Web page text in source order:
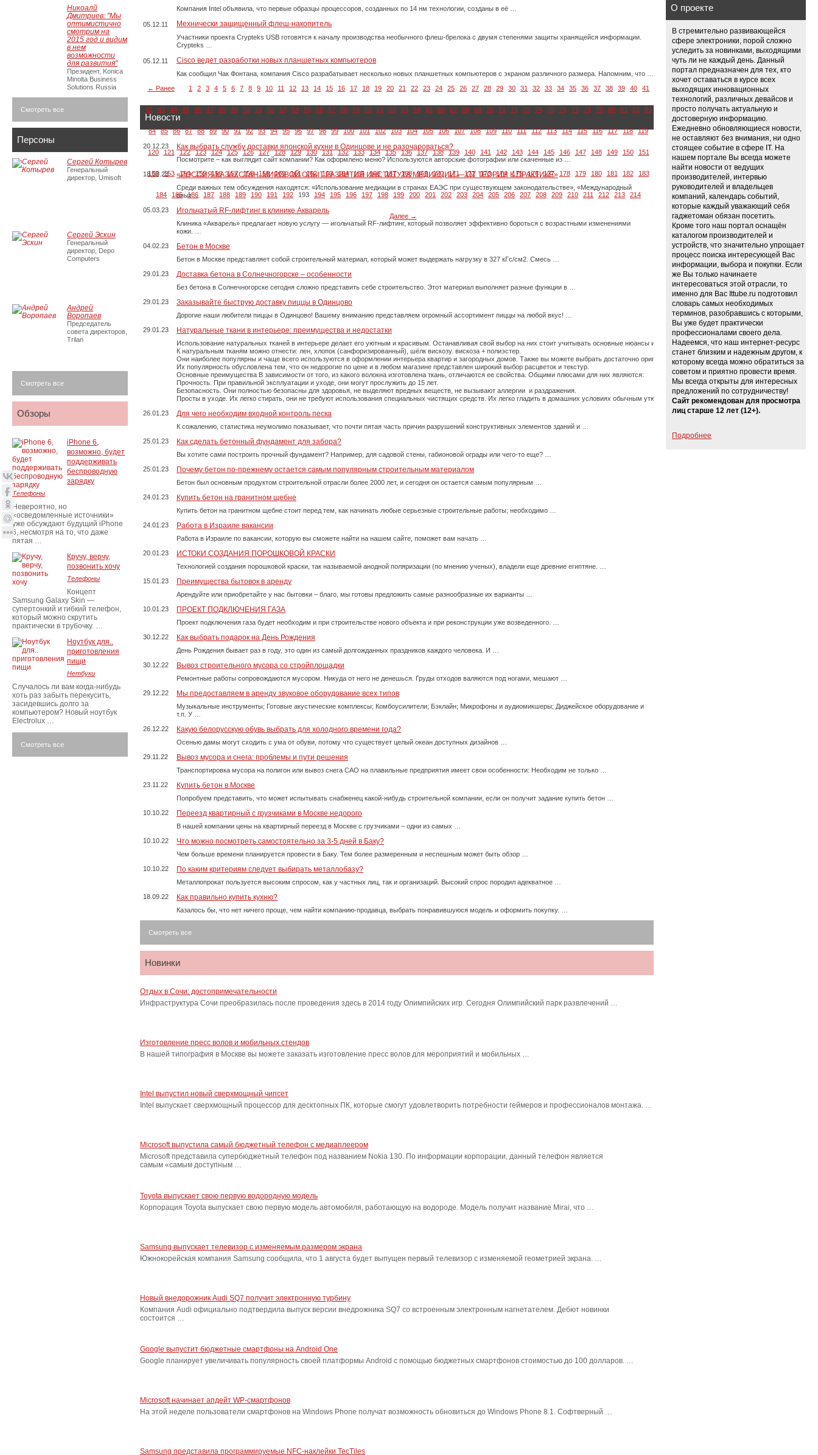
Компания Intel объявила, что первые образцы процессоров, созданных по 14 нм технологии, созданы в её …
05.12.11 Мехнически защищенный флеш-накопитель
Участники проекта Crypteks USB готовятся к началу производства необычного флеш-брелока с двумя степенями защиты хранящейся информации.
Crypteks …
05.12.11 Cisco ведет разработки новых планшетных компьютеров
Как сообщил Чак Фонтана, компания Cisco разрабатывает несколько новых планшетных компьютеров с экраном различного размера. Напомним, что …
← Ранее
1 2 3 4 5 6 7 8 9 10 11 12 13 14 15 16 17 18 19 20 21 22 23 24 25 26 27 28 29 30 31 32 33 34 35 36 37 38 39 40 41
42 43 44 45 46 47 48 49 50 51 52 53 54 55 56 57 58 59 60 61 62 63 64 65 66 67 68 69 70 71 72 73 74 75 76 77 78 79 80 81 82 83
84 85 86 87 88 89 90 91 92 93 94 95 96 97 98 99 100 101 102 103 104 105 106 107 108 109 110 111 112 113 114 115 116 117 118 119
120 121 122 123 124 125 126 127 128 129 130 131 132 133 134 135 136 137 138 139 140 141 142 143 144 145 146 147 148 149 150 151
152 153 154 155 156 157 158 159 160 161 162 163 164 165 166 167 168 169 170 171 172 173 174 175 176 177 178 179 180 181 182 183
184 185 186 187 188 189 190 191 192 193 194 195 196 197 198 199 200 201 202 203 204 205 206 207 208 209 210 211 212 213 214
Далее →
Новости
20.12.23 Как выбрать службу доставки японской кухни в Одинцове и не разочароваться?
Посмотрите – как выглядит сайт компании? Как оформлено меню? Используются авторские фотографии или скаченные из …
18.09.23
«РОССИЯ-КАЗАХСТАН. МИРОВОЙ ОПЫТ РАЗВИТИЯ ИНСТИТУТА МЕДИАЦИИ — ОТ ТЕОРИИ К ПРАКТИКЕ»
Среди важных тем обсуждения находятся: «Использование медиации в странах ЕАЭС при существующем законодательстве», «Международный
опыт …
05.03.23
Игольчатый RF-лифтинг в клинике Акварель
Клиника «Акварель» предлагает новую услугу — игольчатый RF-лифтинг, который позволяет эффективно бороться с возрастными изменениями
кожи. …
04.02.23
Бетон в Москве
Бетон в Москве представляет собой строительный материал, который может выдержать нагрузку в 327 кГс/см2. Смесь …
29.01.23
Доставка бетона в Солнечногорске – особенности
Без бетона в Солнечногорске сегодня сложно представить себе строительство. Этот материал выполняет разные функции в …
29.01.23
Заказывайте быструю доставку пиццы в Одинцово
Дорогие наши любители пиццы в Одинцово! Вашему вниманию представляем огромный ассортимент пиццы на любой вкус! …
29.01.23
Натуральные ткани в интерьере: преимущества и недостатки
Использование натуральных тканей в интерьере делает его уютным и красивым. Останавливая свой выбор на них стоит учитывать основные нюансы их использования, иначе по истечению времени
К натуральным тканям можно отнести: лен, хлопок (санфоризированный), шёлк вискозу. вискоза + полиэстер.
Они наиболее популярны и чаще всего используются в оформлении интерьера квартир и загородных домов. Также вы можете выбрать достаточно оригинальные ткани, изготовленные из крапивы,
Их популярность обусловлена тем, что он недорогие по цене и в любом магазине представлен широкий выбор расцветок и текстур.
Основные преимущества В зависимости от того, из какого волокна изготовлена ткань, отличаются ее свойства. Общими плюсами для них являются:
Прочность. При правильной эксплуатации и уходе, они могут прослужить до 15 лет.
Безопасность. Они полностью безопасны для здоровья, не выделяют вредных веществ, не вызывают аллергии и раздражения.
Просты в уходе. Их легко стирать, они не требуют использования специальных чистящих средств. Их легко гладить в домашних условиях обычным утюгом. …
26.01.23
Для чего необходим входной контроль песка
К сожалению, статистика неумолимо показывает, что почти пятая часть причин разрушений конструктивных элементов зданий и …
25.01.23
Как сделать бетонный фундамент для забора?
Вы хотите сами построить прочный фундамент? Например, для садовой стены, габионовой ограды или чего-то еще? …
25.01.23
Почему бетон по-прежнему остается самым популярным строительным материалом
Бетон был основным продуктом строительной отрасли более 2000 лет, и сегодня он остается самым популярным …
24.01.23
Купить бетон на гранитном щебне
Купить бетон на гранитном щебне стоит перед тем, как начинать любые серьезные строительные работы; необходимо …
24.01.23
Работа в Израиле вакансии
Работа в Израиле по вакансии, которую вы сможете найти на нашем сайте, поможет вам начать …
20.01.23
ИСТОКИ СОЗДАНИЯ ПОРОШКОВОЙ КРАСКИ
Технологией создания порошковой краски, так называемой анодной поляризации (по мнению ученых), владели еще древние египтяне. …
15.01.23
Преимущества бытовок в аренду
Арендуйте или приобретайте у нас бытовки – благо, мы готовы предложить самые разнообразные их варианты …
10.01.23
ПРОЕКТ ПОДКЛЮЧЕНИЯ ГАЗА
Проект подключения газа будет необходим и при строительстве нового объекта и при реконструкции уже возведенного. …
30.12.22
Как выбрать подарок на День Рождения
День Рождения бывает раз в году, это один из самый долгожданных праздников каждого человека. И …
30.12.22
Вывоз строительного мусора со стройплощадки
Ремонтные работы сопровождаются мусором. Никуда от него не денешься. Груды отходов валяются под ногами, мешают …
29.12.22
Мы предоставляем в аренду звуковое оборудование всех типов
Музыкальные инструменты; Готовые акустические комплексы; Комбоусилители; Бэклайн; Микрофоны и аудиомикшеры; Диджейское оборудование и
т.п. У …
26.12.22
Какую белорусскую обувь выбрать для холодного времени года?
Осенью дамы могут сходить с ума от обуви, потому что существует целый океан доступных дизайнов …
29.11.22
Вывоз мусора и снега: проблемы и пути решения
Транспортировка мусора на полигон или вывоз снега САО на плавильные предприятия имеет свои особенности: Необходим не только …
23.11.22
Купить бетон в Москве
Попробуем представить, что может испытывать снабженец какой-нибудь строительной компании, если он получит задание купить бетон …
10.10.22
Переезд квартирный с грузчиками в Москве недорого
В нашей компании цены на квартирный переезд в Москве с грузчиками – одни из самых …
10.10.22
Что можно посмотреть самостоятельно за 3-5 дней в Баку?
Чем больше времени планируется провести в Баку. Тем более размеренным и неспешным может быть обзор …
10.10.22
По каким критериям следует выбирать металлобазу?
Металлопрокат пользуется высоким спросом, как у частных лиц, так и организаций. Высокий спрос породил адекватное …
18.09.22
Как правильно купить кухню?
Казалось бы, что нет ничего проще, чем найти компанию-продавца, выбрать понравившуюся модель и оформить покупку. …
Смотреть все
Новинки
Отдых в Сочи: достопримечательности
Инфраструктура Сочи преобразилась после проведения здесь в 2014 году Олимпийских игр. Сегодня Олимпийский парк развлечений …
Изготовление пресс волов и мобильных стендов
В нашей типография в Москве вы можете заказать изготовление пресс волов для мероприятий и мобильных …
Intel выпустил новый сверхмощный чипсет
Intel выпускает сверхмощный процессор для десктопных ПК, которые смогут удовлетворить потребности геймеров и профессионалов монтажа. …
Microsoft выпустила самый бюджетный телефон с медиаплеером
Microsoft представила супербюджетный телефон под названием Nokia 130. По информации корпорации, данный телефон является
самым «самым доступным …
Toyota выпускает свою первую водородную модель
Корпорация Toyota выпускает свою первую модель автомобиля, работающую на водороде. Модель получит название Mirai, что …
Samsung выпускает телевизор с изменяемым размером экрана
Южнокорейская компания Samsung сообщила, что 1 августа будет выпущен первый телевизор с изменяемой геометрией экрана. …
Новый внедорожник Audi SQ7 получит электронную турбину
Компания Audi официально подтвердила выпуск версии внедрожника SQ7 со встроенным электронным нагнетателем. Дебют новинки
состоится …
Google выпустит бюджетные смартфоны на Android One
Google планирует увеличивать популярность своей платформы Android с помощью бюджетных смартфонов стоимостью до 100 долларов. …
Microsoft начинает апдейт WP-смартфонов
На этой неделе пользователи смартфонов на Windows Phone получат возможность обновиться до Windows Phone 8.1. Софтверный …
Samsung представила программируемые NFC-наклейки TecTiles
Никоалй
Дмитриев: "Мы
оптимистично
смотрим на
2015 год и видим
в нем
возможности
для развития"
Президент, Konica
Minolta Business
Solutions Russia
Смотреть все
Персоны
Сергей Котырев
Генеральный
директор, Umisoft
Сергей Эскин
Генеральный
директор, Depo
Computers
Андрей
Воропаев
Председатель
совета директоров,
Trilan
Смотреть все
Обзоры
iPhone 6,
возможно, будет
поддерживать
беспроводную
зарядку
Телефоны
Невероятно, но
«осведомленные источники»
уже обсуждают будущий iPhone
6, несмотря на то, что даже
пятая …
Кручу, верчу,
позвонить хочу
Телефоны
Концепт
Samsung Galaxy Skin —
супертонкий и гибкий телефон,
который можно скрутить
практически в трубочку. …
Ноутбук для..
приготовления
пищи
Нетбуки
Случалось ли вам когда-нибудь
хоть раз забыть перекусить,
засидевшись долго за
компьютером? Новый ноутбук
Electrolux …
Смотреть все
О проекте
В стремительно развивающейся
сфере электроники, порой сложно
уследить за новинками, выходящими
чуть ли не каждый день. Данный
портал предназначен для тех, кто
хочет оставаться в курсе всех
выходящих инновационных
технологий, различных девайсов и
просто получать актуальную и
достоверную информацию.
Ежедневно обновляющиеся новости,
не оставляют без внимания, ни одно
стоящее событие в сфере IT. На
нашем портале Вы всегда можете
найти новости от ведущих
производителей, интервью
руководителей и владельцев
компаний, календарь событий,
которые каждый уважающий себя
гаджетоман обязан посетить.
Кроме того наш портал оснащён
каталогом производителей и
устройств, что значительно упрощает
процесс поиска интересующей Вас
информации, выбора и покупки. Если
же Вы только начинаете
интересоваться этой отрасли, то
именно для Вас Ittube.ru подготовил
словарь самых необходимых
терминов, разобравшись с которыми,
Вы уже будет практически
профессионалами своего дела.
Надеемся, что наш интернет-ресурс
станет близким и надежным другом, к
которому всегда можно обратиться за
советом и приятно провести время.
Мы всегда открыты для интересных
предложений по сотрудничеству!
Сайт рекомендован для просмотра
лиц старше 12 лет (12+).
Подробнее